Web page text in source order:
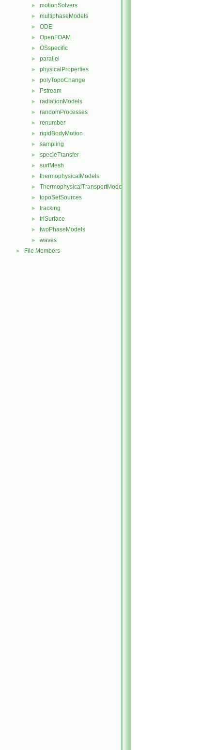
► motionSolvers
► multiphaseModels
► ODE
► OpenFOAM
► OSspecific
► parallel
► physicalProperties
► polyTopoChange
► Pstream
► radiationModels
► randomProcesses
► renumber
► rigidBodyMotion
► sampling
► specieTransfer
► surfMesh
► thermophysicalModels
► ThermophysicalTransportModels
► topoSetSources
► tracking
► triSurface
► twoPhaseModels
► waves
► File Members